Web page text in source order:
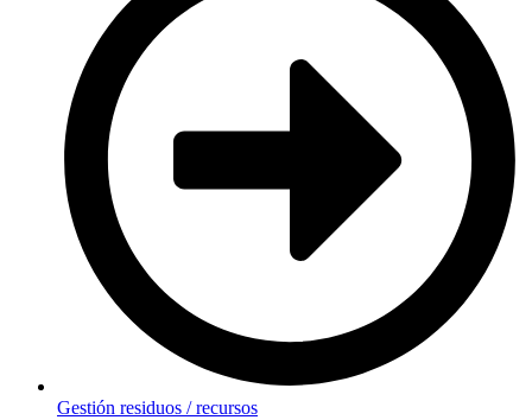
Gestión residuos / recursos